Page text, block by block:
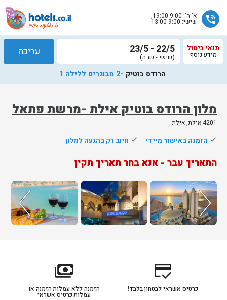
phone_in_talk א'-ה': 19:00-9:00,
שישי: 13:00-9:00
מלון הרודס בוטיק אילת -מרשת פתאל
4201 אילת, אילת
תנאי ביטול
מידע נוסף 22/5 - 23/5
(שישי - שבת) עריכה
הרודס בוטיק -2 מבוגרים ללילה 1
done הזמנה באישור מיידי done חיוב רק בהגעה למלון
התאריך עבר - אנא בחר תאריך תקין
שלח
הוטלס
אליך
בשעות
הפעילות
credit_score
כרטיס אשראי לבטחון בלבד!
payments
הזמנה ללא עמלות הזמנה או
עמלות כרטיס אשראי